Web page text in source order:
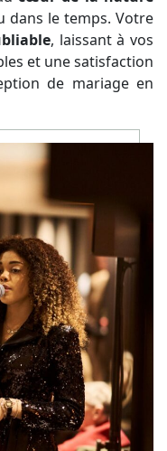
dans le temps. Votre
, laissant à vos
et une satisfaction
de mariage en